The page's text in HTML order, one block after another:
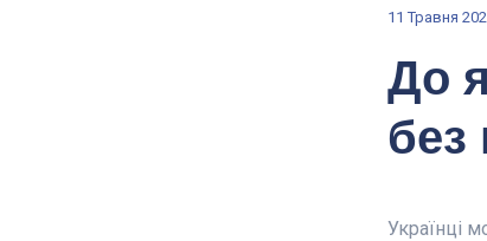
11 Травня
До
без
Українці